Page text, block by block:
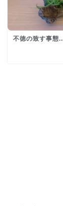
不徳の致す事態..